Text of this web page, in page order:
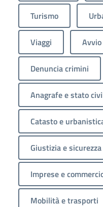
Turismo
Viaggi
Denuncia crimini
Anagrafe e stato
Catasto e
Giustizia e
Imprese e
Mobilità e trasporti